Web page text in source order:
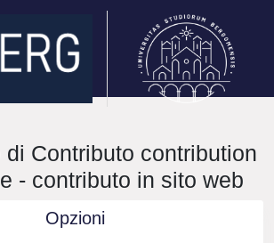
di Contributo contribution
- contributo in sito web
Opzioni